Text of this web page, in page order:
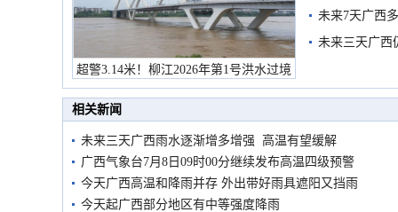
超警3.14米！柳江2026年第1号洪水过境
市民在堤岸见证汛况
未来7天广西
未来三天广西
相关新闻
未来三天广西雨水逐渐增多增强 高温有望缓解
广西气象台7月8日09时00分继续发布高温四级预警
今天广西高温和降雨并存 外出带好雨具遮阳又挡雨
今天起广西部分地区有中等强度降雨